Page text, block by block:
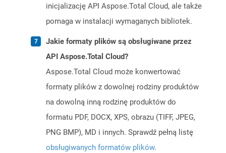
inicjalizację API Aspose.Total Cloud, ale także
pomaga w instalacji wymaganych bibliotek.
Jakie formaty plików są obsługiwane przez
API Aspose.Total Cloud?
Aspose.Total Cloud może konwertować
formaty plików z dowolnej rodziny produktów
na dowolną inną rodzinę produktów do
formatu PDF, DOCX, XPS, obrazu (TIFF, JPEG,
PNG BMP), MD i innych. Sprawdź pełną listę
obsługiwanych formatów plików.